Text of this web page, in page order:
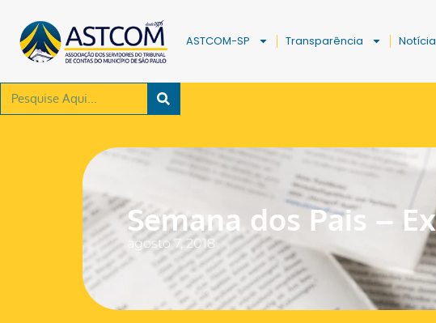
ASTCOM-SP Transparência
Semana dos Pais –
agosto 7, 2018